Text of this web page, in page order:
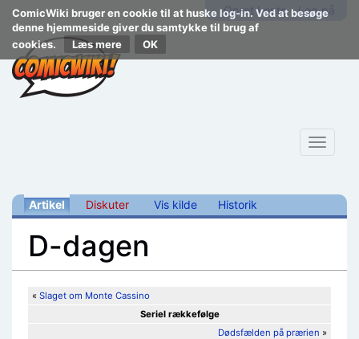
ComicWiki bruger en cookie til at huske log-in. Ved at besøge
denne hjemmeside giver du samtykke til brug af
cookies.
Læs mere
Opret konto Log på
Toggle
Artikel Diskuter Vis kilde Historik
D-dagen
« Slaget om Monte Cassino
Seriel rækkefølge
Dødsfælden på prærien »